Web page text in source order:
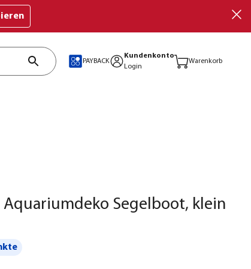
PAYBACK
Kundenkonto
Login
Warenkorb
Segelboot, klein